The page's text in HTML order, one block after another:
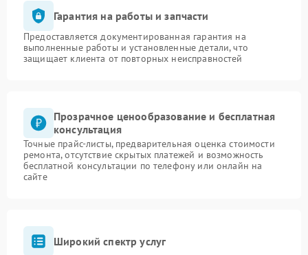
Гарантия на работы и запчасти
Предоставляется документированная гарантия на
выполненные работы и установленные детали, что
защищает клиента от повторных неисправностей
Прозрачное ценообразование и бесплатная
консультация
Точные прайс-листы, предварительная оценка стоимости
ремонта, отсутствие скрытых платежей и возможность
бесплатной консультации по телефону или онлайн на
сайте
Широкий спектр услуг